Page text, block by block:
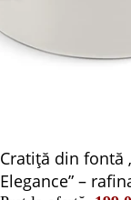
Stoc epuizat
Cratiță din fontă
Elegance” –